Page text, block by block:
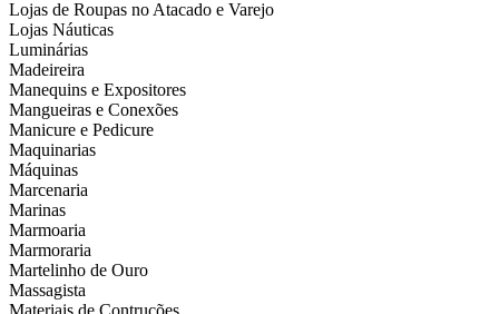
Lojas de Roupas no Atacado e Varejo
Lojas Náuticas
Luminárias
Madeireira
Manequins e Expositores
Mangueiras e Conexões
Manicure e Pedicure
Maquinarias
Máquinas
Marcenaria
Marinas
Marmoaria
Marmoraria
Martelinho de Ouro
Massagista